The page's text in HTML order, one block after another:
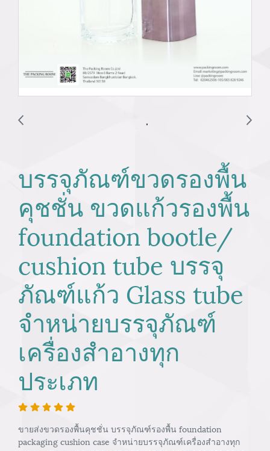
บรรจุภัณฑ์ขวดรองพื้น
คุชชั่น ขวดแก้วรองพื้น
foundation bootle/
cushion tube บรรจุ
ภัณฑ์แก้ว Glass tube
จำหน่ายบรรจุภัณฑ์
เครื่องสำอางทุก
ประเภท
ขายส่งขวดรองพื้นคุชชั่น บรรจุภัณฑ์รองพื้น foundation
packaging cushion case จำหน่ายบรรจุภัณฑ์เครื่องสำอางทุก